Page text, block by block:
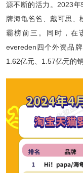
源不断的活力。2023
牌海龟爸爸、戴可思、
霸榜前三。同时，在
evereden四个外资品
1.62亿元、1.57亿元的